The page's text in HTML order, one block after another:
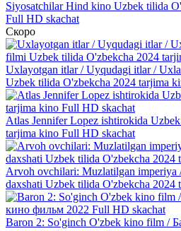
Siyosatchilar Hind kino Uzbek tilida
Full HD skachat
Скоро
Uxlayotgan itlar / Uyqudagi itlar /
Uzbek tilida O'zbekcha 2024 tarjima
Atlas Jennifer Lopez ishtirokida
tarjima kino Full HD skachat
Arvoh ovchilari: Muzlatilgan imperiya
daxshati Uzbek tilida O'zbekcha
Baron 2: So'ginch O'zbek kino film /